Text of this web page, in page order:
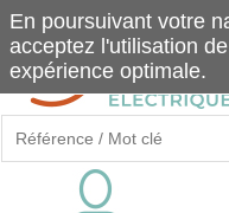
En poursuivant votre
acceptez l'utilisation
expérience optimale.